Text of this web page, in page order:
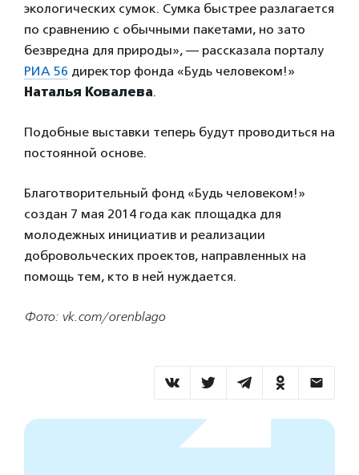
экологических сумок. Сумка быстрее разлагается
по сравнению с обычными пакетами, но зато
безвредна для природы», — рассказала порталу
РИА 56 директор фонда «Будь человеком!»
Наталья Ковалева.
Подобные выставки теперь будут проводиться на
постоянной основе.
Благотворительный фонд «Будь человеком!»
создан 7 мая 2014 года как площадка для
молодежных инициатив и реализации
добровольческих проектов, направленных на
помощь тем, кто в ней нуждается.
Фото: vk.com/orenblago